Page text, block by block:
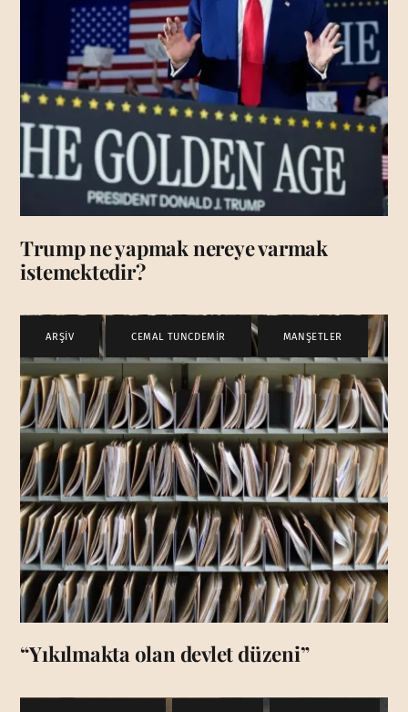
Trump ne yapmak nereye varmak
istemektedir?
ARŞİV CEMAL TUNCDEMİR , MANŞETLER
“Yıkılmakta olan devlet düzeni”